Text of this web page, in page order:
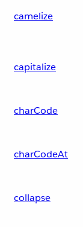
camelize
capitalize
charCode
charCodeAt
collapse